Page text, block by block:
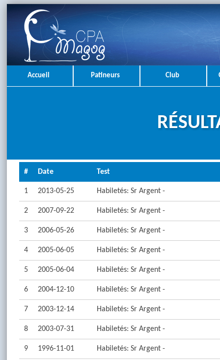
Accueil Patineurs Club
# Date Test
1 2013-05-25 Habiletés: Sr Argent -
2 2007-09-22 Habiletés: Sr Argent -
3 2006-05-26 Habiletés: Sr Argent -
4 2005-06-05 Habiletés: Sr Argent -
5 2005-06-04 Habiletés: Sr Argent -
6 2004-12-10 Habiletés: Sr Argent -
7 2003-12-14 Habiletés: Sr Argent -
8 2003-07-31 Habiletés: Sr Argent -
9 1996-11-01 Habiletés: Sr Argent -